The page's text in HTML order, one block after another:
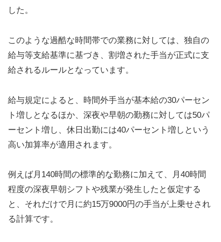
した。
このような過酷な時間帯での業務に対しては、独自の
給与等支給基準に基づき、割増された手当が正式に支
給されるルールとなっています。
給与規定によると、時間外手当が基本給の30パーセン
ト増しとなるほか、深夜や早朝の勤務に対しては50パ
ーセント増し、休日出勤には40パーセント増しという
高い加算率が適用されます。
例えば月140時間の標準的な勤務に加えて、月40時間
程度の深夜早朝シフトや残業が発生したと仮定する
と、それだけで月に約15万9000円の手当が上乗せされ
る計算です。